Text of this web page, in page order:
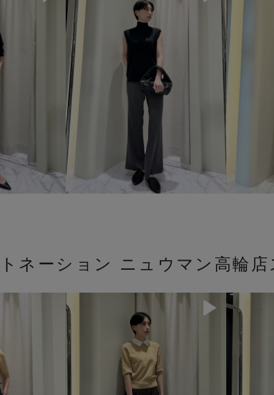
ネーション ニュウマン高輪